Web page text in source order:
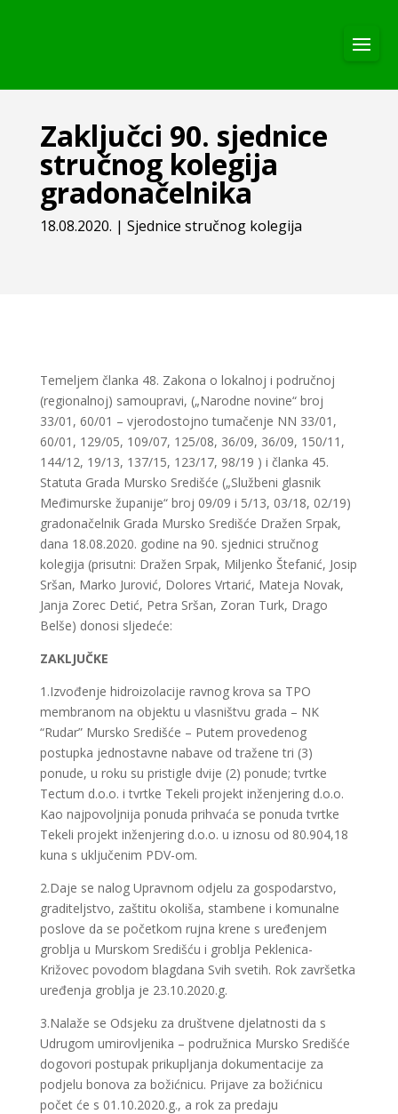
Zaključci 90. sjednice
stručnog kolegija
gradonačelnika
18.08.2020. | Sjednice stručnog kolegija
Temeljem članka 48. Zakona o lokalnoj i područnoj
(regionalnoj) samoupravi, („Narodne novine“ broj
33/01, 60/01 – vjerodostojno tumačenje NN 33/01,
60/01, 129/05, 109/07, 125/08, 36/09, 36/09, 150/11,
144/12, 19/13, 137/15, 123/17, 98/19 ) i članka 45.
Statuta Grada Mursko Središće („Službeni glasnik
Međimurske županije“ broj 09/09 i 5/13, 03/18, 02/19)
gradonačelnik Grada Mursko Središće Dražen Srpak,
dana 18.08.2020. godine na 90. sjednici stručnog
kolegija (prisutni: Dražen Srpak, Miljenko Štefanić, Josip
Sršan, Marko Jurović, Dolores Vrtarić, Mateja Novak,
Janja Zorec Detić, Petra Sršan, Zoran Turk, Drago
Belše) donosi sljedeće:
ZAKLJUČKE
1.Izvođenje hidroizolacije ravnog krova sa TPO
membranom na objektu u vlasništvu grada – NK
“Rudar” Mursko Središće – Putem provedenog
postupka jednostavne nabave od tražene tri (3)
ponude, u roku su pristigle dvije (2) ponude; tvrtke
Tectum d.o.o. i tvrtke Tekeli projekt inženjering d.o.o.
Kao najpovoljnija ponuda prihvaća se ponuda tvrtke
Tekeli projekt inženjering d.o.o. u iznosu od 80.904,18
kuna s uključenim PDV-om.
2.Daje se nalog Upravnom odjelu za gospodarstvo,
graditeljstvo, zaštitu okoliša, stambene i komunalne
poslove da se početkom rujna krene s uređenjem
groblja u Murskom Središću i groblja Peklenica-
Križovec povodom blagdana Svih svetih. Rok završetka
uređenja groblja je 23.10.2020.g.
3.Nalaže se Odsjeku za društvene djelatnosti da s
Udrugom umirovljenika – podružnica Mursko Središće
dogovori postupak prikupljanja dokumentacije za
podjelu bonova za božićnicu. Prijave za božićnicu
počet će s 01.10.2020.g., a rok za predaju